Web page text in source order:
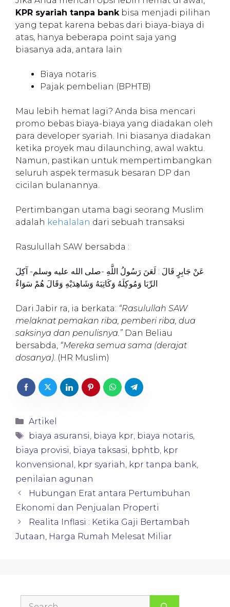
KPR syariah tanpa bankbisa menjadi pilihan
yang tepat karena bebas dari biaya-biaya di
atas, hanya beberapa point saja yang
biasanya ada, antara lain
Biaya notaris
Pajak pembelian (BPHTB)
Mau lebih hemat lagi? Anda bisa mencari
promo bebas biaya-biaya yang diadakan oleh
para developer syariah. Ini biasanya diadakan
ketika proyek mau dilaunching, awal waktu.
Namun, pastikan untuk mempertimbangkan
seluruh aspek termasuk besaran DP dan
cicilan bulanannya.
Pertimbangan utama bagi seorang Muslim
adalah kehalalan dari sebuah transaksi
Rasulullah SAW bersabda :
عَنْ جَابِرٍ قَالَ : لَعَنَ رَسُولُ اللَّهِ -صلى الله عليه وسلم- آكِلَ
الرِّبَا وَمُوكِلَهُ وَكَاتِبَهُ وَشَاهِدَيْهِ وَقَالَ هُمْ سَوَاءٌ
Dari Jabir ra, ia berkata: “Rasulullah SAW
melaknat pemakan riba, pemberi riba, dua
saksinya dan penulisnya.” Dan Beliau
bersabda, “Mereka semua sama (derajat
dosanya). (HR Muslim)
Categories
Artikel
Tags
biaya asuransi, biaya kpr, biaya notaris,
biaya provisi, biaya taksasi, bphtb, kpr
konvensional , kpr syariah, kpr tanpa bank,
penilaian agunan
Hubungan Erat antara Pertumbuhan
Ekonomi dan Penjualan Properti
Realita Inflasi : Ketika Gaji Bertambah
Jutaan, Harga Rumah Melesat Miliar